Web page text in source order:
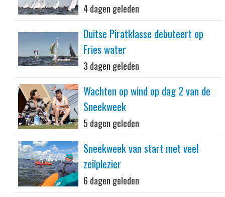
4 dagen geleden
Duitse Piratklasse debuteert op
Fries water
3 dagen geleden
Wachten op wind op dag 2 van de
Sneekweek
5 dagen geleden
Sneekweek van start met veel
zeilplezier
6 dagen geleden